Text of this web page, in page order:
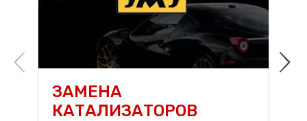
ЗАМЕНА
КАТАЛИЗАТОРОВ